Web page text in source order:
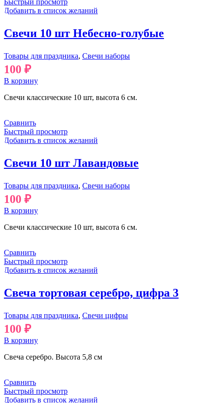
Быстрый просмотр
Добавить в список желаний
Свечи 10 шт Небесно-голубые
Товары для праздника, Свечи наборы
100 ₽
В корзину
Свечи классические 10 шт, высота 6 см.
Сравнить
Быстрый просмотр
Добавить в список желаний
Свечи 10 шт Лавандовые
Товары для праздника, Свечи наборы
100 ₽
В корзину
Свечи классические 10 шт, высота 6 см.
Сравнить
Быстрый просмотр
Добавить в список желаний
Свеча тортовая серебро, цифра 3
Товары для праздника, Свечи цифры
100 ₽
В корзину
Свеча серебро. Высота 5,8 см
Сравнить
Быстрый просмотр
Добавить в список желаний